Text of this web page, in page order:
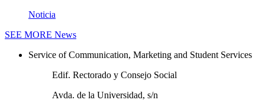
Noticia
SEE MORE News
Service of Communication, Marketing and Student Services
Edif. Rectorado y Consejo Social
Avda. de la Universidad, s/n